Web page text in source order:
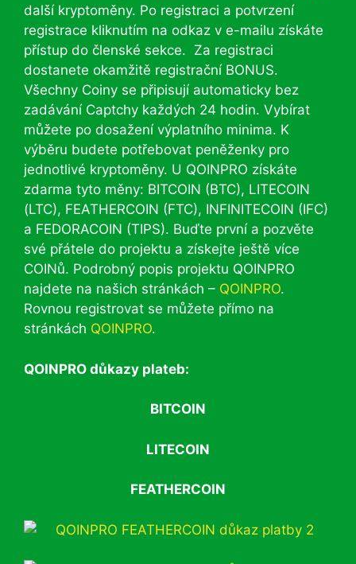
další kryptoměny. Po registraci a potvrzení
registrace kliknutím na odkaz v e-mailu získáte
přístup do členské sekce. Za registraci
dostanete okamžitě registrační BONUS.
Všechny Coiny se připisují automaticky bez
zadávání Captchy každých 24 hodin. Vybírat
můžete po dosažení výplatního minima. K
výběru budete potřebovat peněženky pro
jednotlivé kryptoměny. U QOINPRO získáte
zdarma tyto měny: BITCOIN (BTC), LITECOIN
(LTC), FEATHERCOIN (FTC), INFINITECOIN (IFC)
a FEDORACOIN (TIPS). Buďte první a pozvěte
své přátele do projektu a získejte ještě více
COINů. Podrobný popis projektu QOINPRO
najdete na našich stránkách – QOINPRO.
Rovnou registrovat se můžete přímo na
stránkách QOINPRO.
QOINPRO důkazy plateb:
BITCOIN
LITECOIN
FEATHERCOIN